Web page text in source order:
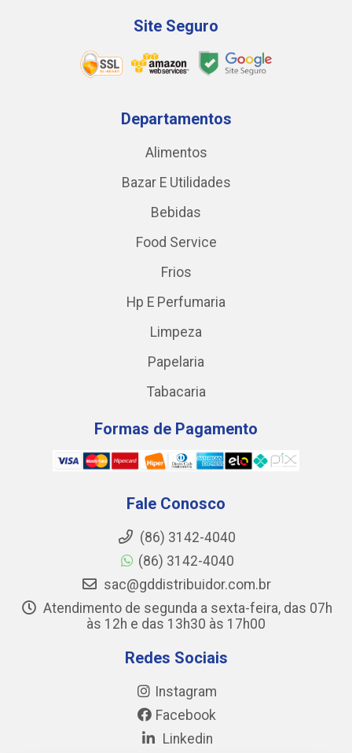
Site Seguro
Departamentos
Alimentos
Bazar E Utilidades
Bebidas
Food Service
Frios
Hp E Perfumaria
Limpeza
Papelaria
Tabacaria
Formas de Pagamento
Fale Conosco
(86) 3142-4040
(86) 3142-4040
sac@gddistribuidor.com.br
Atendimento de segunda a sexta-feira, das 07h
às 12h e das 13h30 às 17h00
Redes Sociais
Instagram
Facebook
Linkedin